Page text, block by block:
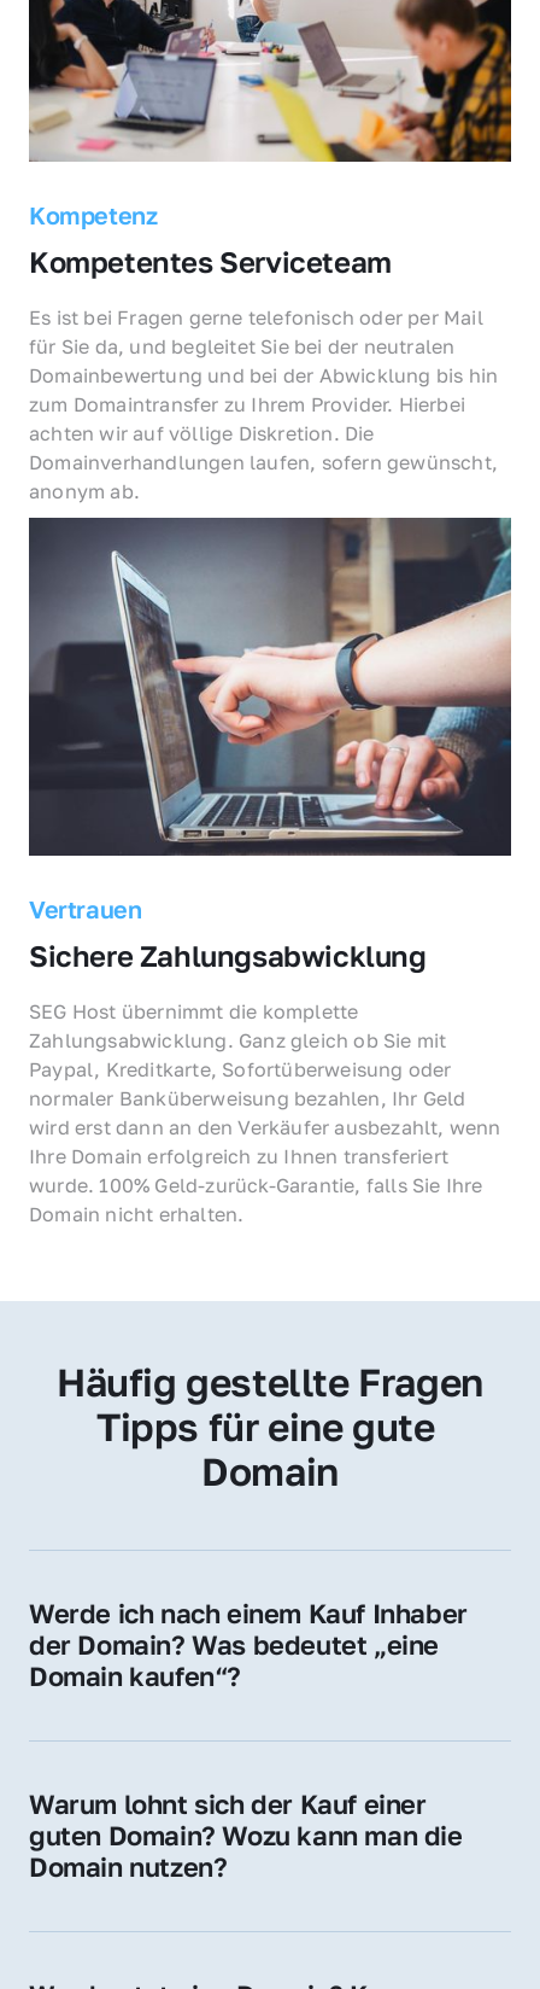
Kompetenz
Kompetentes Serviceteam
Es ist bei Fragen gerne telefonisch oder per Mail
für Sie da, und begleitet Sie bei der neutralen
Domainbewertung und bei der Abwicklung bis hin
zum Domaintransfer zu Ihrem Provider. Hierbei
achten wir auf völlige Diskretion. Die
Domainverhandlungen laufen, sofern gewünscht,
anonym ab.
Vertrauen
Sichere Zahlungsabwicklung
SEG Host übernimmt die komplette
Zahlungsabwicklung. Ganz gleich ob Sie mit
Paypal, Kreditkarte, Sofortüberweisung oder
normaler Banküberweisung bezahlen, Ihr Geld
wird erst dann an den Verkäufer ausbezahlt, wenn
Ihre Domain erfolgreich zu Ihnen transferiert
wurde. 100% Geld-zurück-Garantie, falls Sie Ihre
Domain nicht erhalten.
Häufig gestellte Fragen
Tipps für eine gute
Domain
Werde ich nach einem Kauf Inhaber
der Domain? Was bedeutet „eine
Domain kaufen“?
Sie erhalten alle Rechte zur Nutzung,
Domain.
Warum lohnt sich der Kauf einer
guten Domain? Wozu kann man die
Domain nutzen?
Vertrauen und Markenwert. Nutzen Sie sie